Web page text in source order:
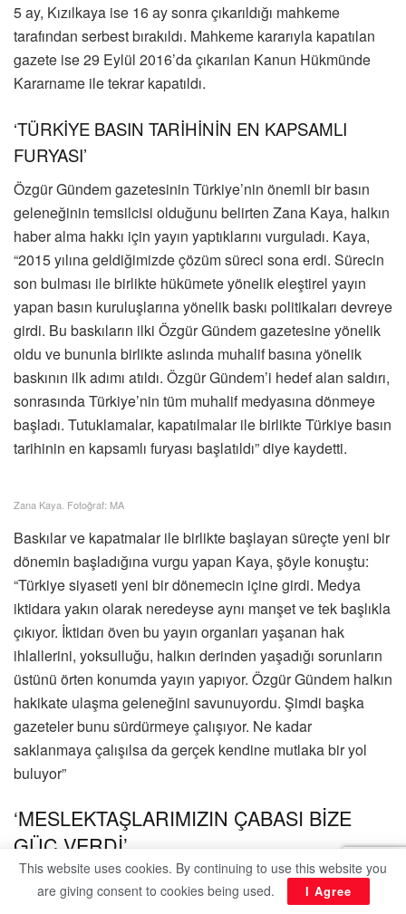
5 ay, Kızılkaya ise 16 ay sonra çıkarıldığı mahkeme
tarafından serbest bırakıldı. Mahkeme kararıyla kapatılan
gazete ise 29 Eylül 2016’da çıkarılan Kanun Hükmünde
Kararname ile tekrar kapatıldı.
‘TÜRKİYE BASIN TARİHİNİN EN KAPSAMLI
FURYASI’
Özgür Gündem gazetesinin Türkiye’nin önemli bir basın
geleneğinin temsilcisi olduğunu belirten Zana Kaya, halkın
haber alma hakkı için yayın yaptıklarını vurguladı. Kaya,
“2015 yılına geldiğimizde çözüm süreci sona erdi. Sürecin
son bulması ile birlikte hükümete yönelik eleştirel yayın
yapan basın kuruluşlarına yönelik baskı politikaları devreye
girdi. Bu baskıların ilki Özgür Gündem gazetesine yönelik
oldu ve bununla birlikte aslında muhalif basına yönelik
baskının ilk adımı atıldı. Özgür Gündem’i hedef alan saldırı,
sonrasında Türkiye’nin tüm muhalif medyasına dönmeye
başladı. Tutuklamalar, kapatılmalar ile birlikte Türkiye basın
tarihinin en kapsamlı furyası başlatıldı” diye kaydetti.
Zana Kaya. Fotoğraf: MA
Baskılar ve kapatmalar ile birlikte başlayan süreçte yeni bir
dönemin başladığına vurgu yapan Kaya, şöyle konuştu:
“Türkiye siyaseti yeni bir dönemecin içine girdi. Medya
iktidara yakın olarak neredeyse aynı manşet ve tek başlıkla
çıkıyor. İktidarı öven bu yayın organları yaşanan hak
ihlallerini, yoksulluğu, halkın derinden yaşadığı sorunların
üstünü örten konumda yayın yapıyor. Özgür Gündem halkın
hakikate ulaşma geleneğini savunuyordu. Şimdi başka
gazeteler bunu sürdürmeye çalışıyor. Ne kadar
saklanmaya çalışılsa da gerçek kendine mutlaka bir yol
buluyor”
‘MESLEKTAŞLARIMIZIN ÇABASI BİZE
GÜÇ VERDİ’
Kaya sözlerini şöyle noktaladı:
This website uses cookies. By continuing to use this website you
are giving consent to cookies being used.
I Agree